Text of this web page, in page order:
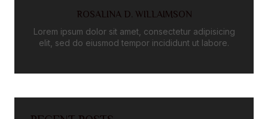
ROSALINA D. WILLAIMSON
Lorem ipsum dolor sit amet, consectetur adipisicing
elit, sed do eiusmod tempor incididunt ut labore.